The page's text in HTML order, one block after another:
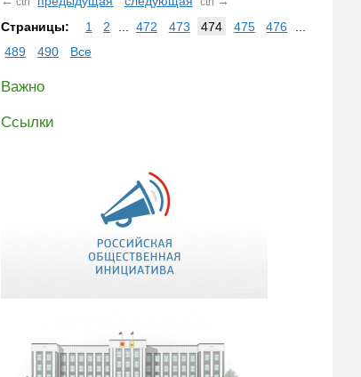
Страницы:
1 2 472 473 474 475 476
489
490 Все
Важно
Ссылки